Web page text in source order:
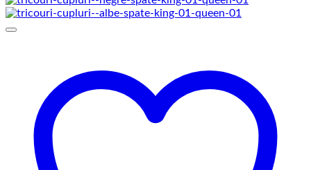
prețuri: